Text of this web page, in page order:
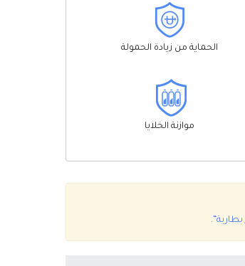
الحماية من زيادة الحمولة
موازنة الخلايا
.